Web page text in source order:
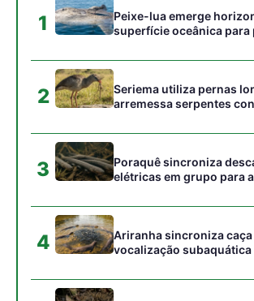
Surucucu detecta calor
Gostou desta
Siga a Revista Amazônia no